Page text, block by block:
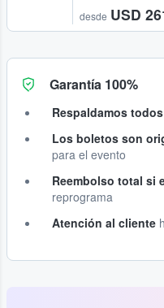
desde USD
Garantía 100%
Respaldamos
Los boletos son
para el evento
Reembolso total si
reprograma
Atención al cliente